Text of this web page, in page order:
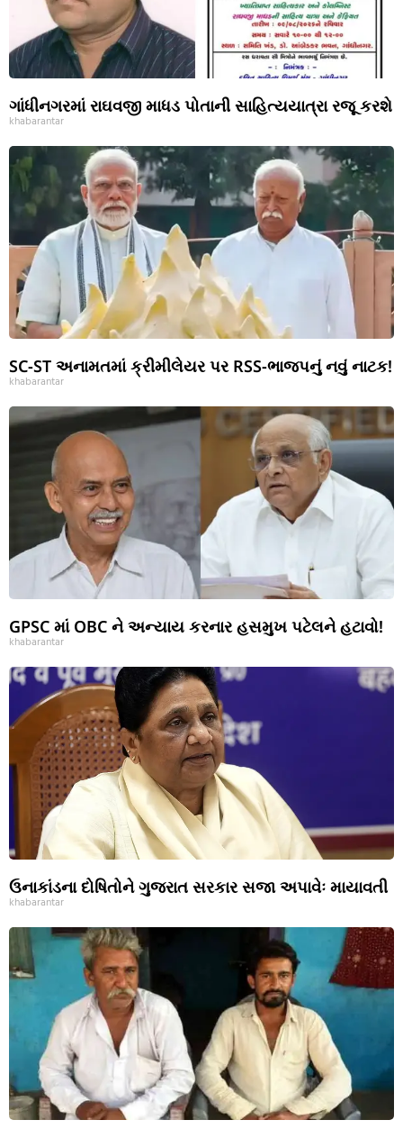
ગાંધીનગરમાં રાઘવજી માધડ પોતાની સાહિત્યયાત્રા રજૂ કરશે
khabarantar
SC-ST અનામતમાં ક્રીમીલેયર પર RSS-ભાજપનું નવું નાટક!
khabarantar
GPSC માં OBC ને અન્યાય કરનાર હસમુખ પટેલને હટાવો!
khabarantar
ઉનાકાંડના દોષિતોને ગુજરાત સરકાર સજા અપાવેઃ માયાવતી
khabarantar